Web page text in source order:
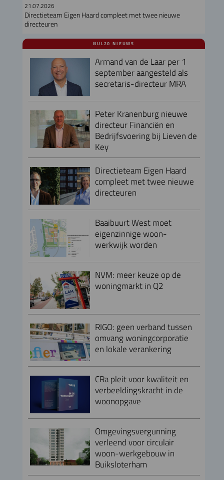
21.07.2026
Directieteam Eigen Haard compleet met twee nieuwe
directeuren
NUL20 NIEUWS
Armand van de Laar per 1
september aangesteld als
secretaris-directeur MRA
Peter Kranenburg nieuwe
directeur Financiën en
Bedrijfsvoering bij Lieven de
Key
Directieteam Eigen Haard
compleet met twee nieuwe
directeuren
Baaibuurt West moet
eigenzinnige woon-
werkwijk worden
NVM: meer keuze op de
woningmarkt in Q2
RIGO: geen verband tussen
omvang woningcorporatie
en lokale verankering
CRa pleit voor kwaliteit en
verbeeldingskracht in de
woonopgave
Omgevingsvergunning
verleend voor circulair
woon-werkgebouw in
Buiksloterham